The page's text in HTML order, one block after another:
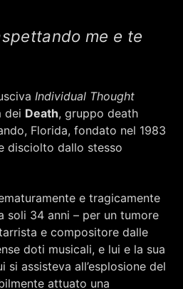
Città Aperta
me e te
Individual Thought
dei Death, gruppo death
Florida, fondato nel 1983
disciolto dallo stesso
e tragicamente
soli 34 anni – per un tumore
e compositore dalle
doti musicali, e lui e la sua
si assisteva all’esplosione del
attuato una